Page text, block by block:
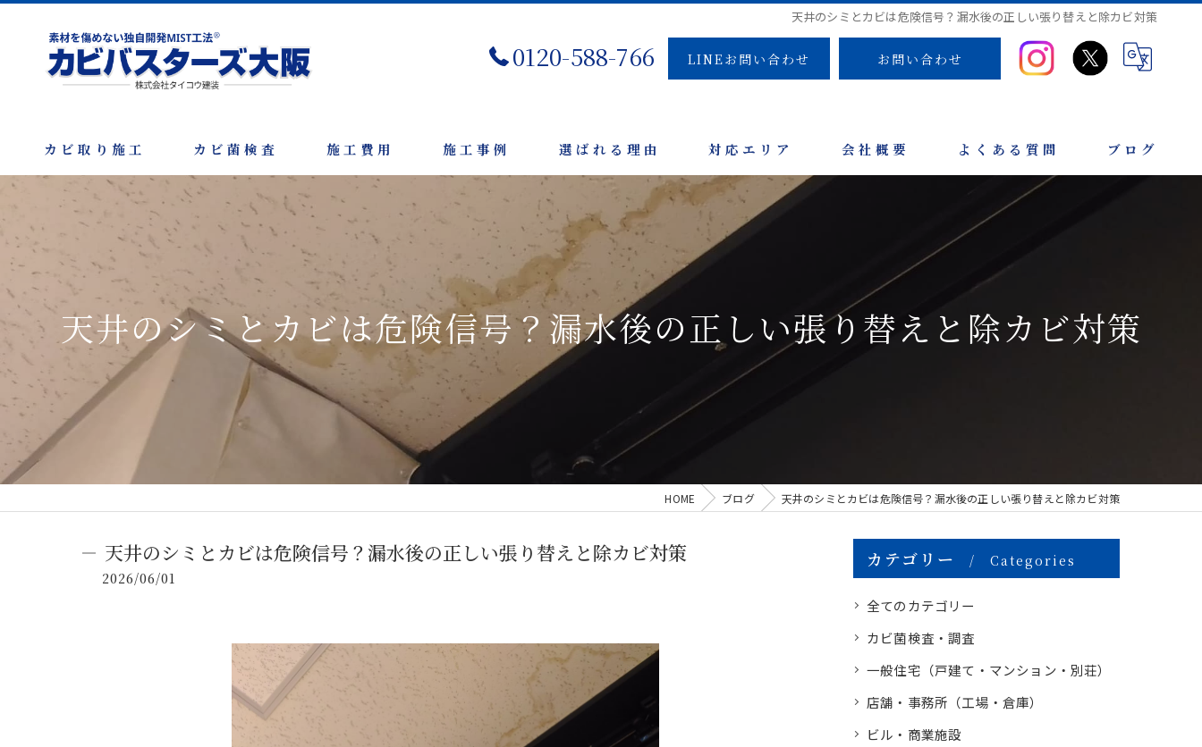
天井のシミとカビは危険信号？漏水後の正しい張り替えと除カビ対策
0120-588-766 LINEお問い合わせ お問い合わせ
カビ取り施工 カビ菌検査 施工費用 施工事例 選ばれる理由 対応エリア 会社概要 よくある質問 ブログ
天井のシミとカビは危険信号？漏水後の正しい張り替えと除カビ対策
HOME ブログ 天井のシミとカビは危険信号？漏水後の正しい張り替えと除カビ対策
天井のシミとカビは危険信号？漏水後の正しい張り替えと除カビ対策
2026/06/01
カテゴリー Categories
全てのカテゴリー
カビ菌検査・調査
一般住宅（戸建て・マンション・別荘）
店舗・事務所（工場・倉庫）
ビル・商業施設